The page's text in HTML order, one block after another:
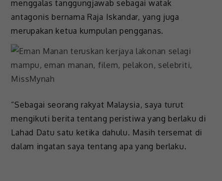
menggalas tanggungjawab sebagai watak
antagonis bernama Raja Iskandar, yang juga
merupakan ketua kumpulan pengganas.
“Sebagai seorang rakyat Malaysia, saya turut
mengikuti berita tentang peristiwa yang berlaku di
Lahad Datu satu ketika dahulu. Masih tersemat di
dalam ingatan saya tentang apa yang berlaku.